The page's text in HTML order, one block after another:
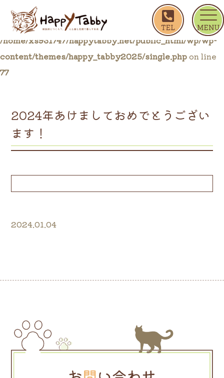
ホーム
2024年あけましておめでと
Warning: Trying to access array offset on false in
/home/xs931747/happytabby.net/public_html/wp/wp-
content/themes/happy_tabby2025/single.phpon line
77
2024年あけましておめでとうござい
ます！
2024.01.04